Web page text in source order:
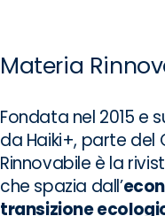
Materia
Fondata nel 2015 e
da Haiki+, parte del
Rinnovabile è la
che spazia dall’
transizione